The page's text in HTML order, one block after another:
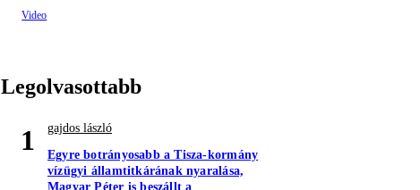
Legolvasottabb
1
gajdos lászló
Egyre botrányosabb a Tisza-kormány
vízügyi államtitkárának nyaralása,
Magyar Péter is beszállt a